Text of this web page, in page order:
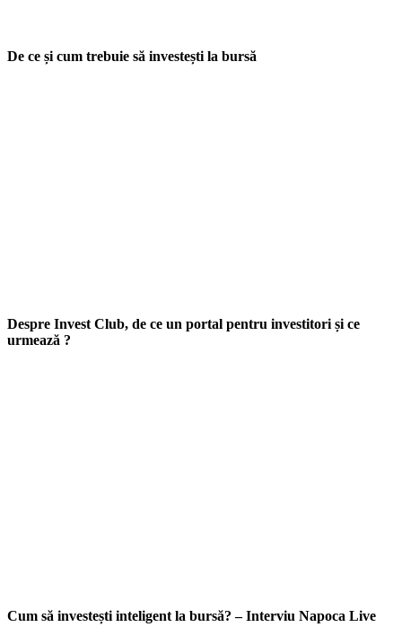
De ce și cum trebuie să investești la bursă
Despre Invest Club, de ce un portal pentru investitori și ce
urmează ?
Cum să investești inteligent la bursă? – Interviu Napoca Live